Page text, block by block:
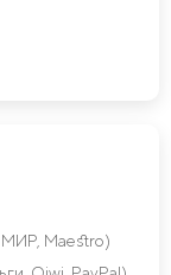
МИР, Maestro)